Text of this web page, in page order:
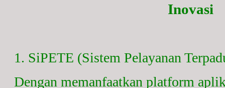
Inovasi
1. SiPETE (Sistem Pelayanan
Dengan memanfaatkan platform